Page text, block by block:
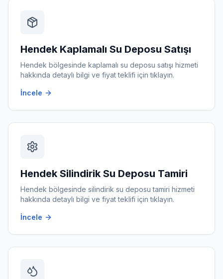
Hendek Kaplamalı Su Deposu Satışı
Hendek bölgesinde kaplamalı su deposu satışı hizmeti
hakkında detaylı bilgi ve fiyat teklifi için tıklayın.
İncele
Hendek Silindirik Su Deposu Tamiri
Hendek bölgesinde silindirik su deposu tamiri hizmeti
hakkında detaylı bilgi ve fiyat teklifi için tıklayın.
İncele